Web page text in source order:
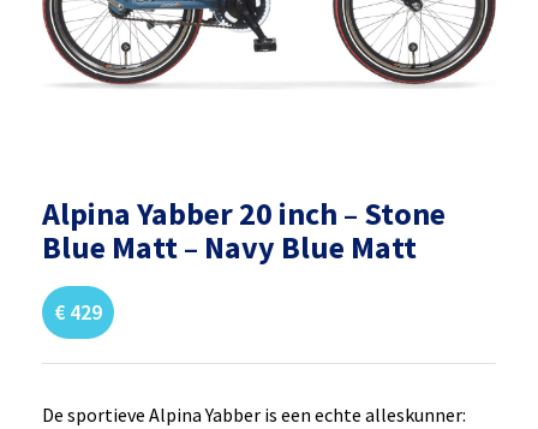
Alpina Yabber 20 inch – Stone
Blue Matt – Navy Blue Matt
€ 429
De sportieve Alpina Yabber is een echte alleskunner: